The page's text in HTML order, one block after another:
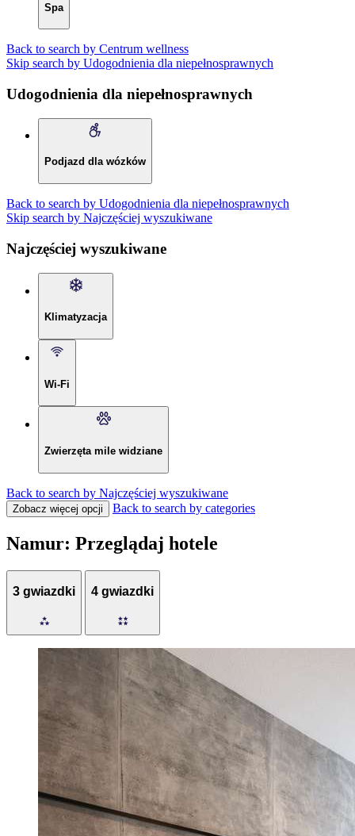
Spa
Back to search by Centrum wellness
Skip search by Udogodnienia dla niepełnosprawnych
Udogodnienia dla niepełnosprawnych
Podjazd dla wózków
Back to search by Udogodnienia dla niepełnosprawnych
Skip search by Najczęściej wyszukiwane
Najczęściej wyszukiwane
Klimatyzacja
Wi-Fi
Zwierzęta mile widziane
Back to search by Najczęściej wyszukiwane
Zobacz więcej opcji Back to search by categories
Namur: Przeglądaj hotele
3 gwiazdki 4 gwiazdki